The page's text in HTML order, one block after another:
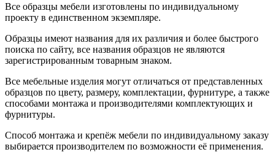
Все образцы мебели изготовлены по индивидуальному
проекту в единственном экземпляре.
Образцы имеют названия для их различия и более быстрого
поиска по сайту, все названия образцов не являются
зарегистрированным товарным знаком.
Все мебельные изделия могут отличаться от представленных
образцов по цвету, размеру, комплектации, фурнитуре, а также
способами монтажа и производителями комплектующих и
фурнитуры.
Способ монтажа и крепёж мебели по индивидуальному заказу
выбирается производителем по возможности её применения.